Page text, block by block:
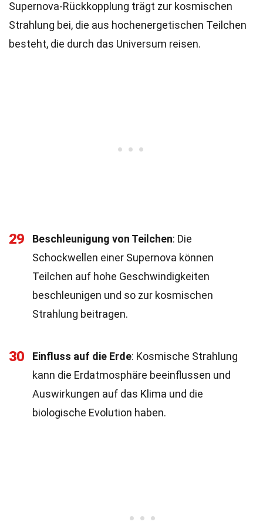
Supernova-Rückkopplung trägt zur kosmischen
Strahlung bei, die aus hochenergetischen Teilchen
besteht, die durch das Universum reisen.
29 Beschleunigung von Teilchen: Die
Schockwellen einer Supernova können
Teilchen auf hohe Geschwindigkeiten
beschleunigen und so zur kosmischen
Strahlung beitragen.
30 Einfluss auf die Erde: Kosmische Strahlung
kann die Erdatmosphäre beeinflussen und
Auswirkungen auf das Klima und die
biologische Evolution haben.